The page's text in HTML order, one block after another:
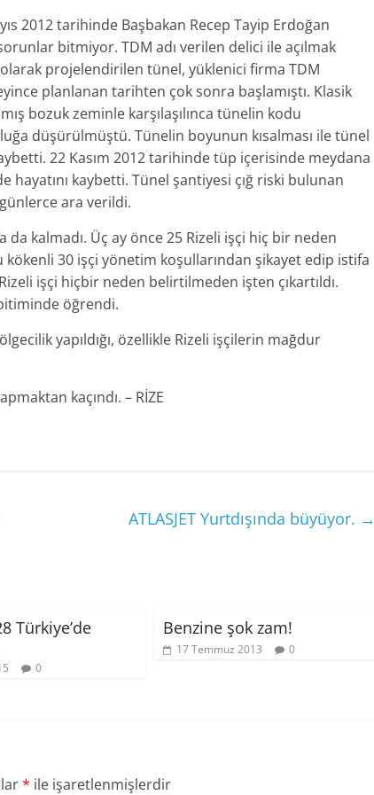
2012 tarihinde Başbakan Recep Tayip Erdoğan
bitmiyor. TDM adı verilen delici ile açılmak
projelendirilen tünel, yüklenici firma TDM
planlanan tarihten çok sonra başlamıştı. Klasik
bozuk zeminle karşılaşılınca tünelin kodu
düşürülmüştü. Tünelin boyunun kısalması ile tünel
22 Kasım 2012 tarihinde tüp içerisinde meydana
hayatını kaybetti. Tünel şantiyesi çığ riski bulunan
ara verildi.
kalmadı. Üç ay önce 25 Rizeli işçi hiç bir neden
kökenli 30 işçi yönetim koşullarından şikayet edip istifa
işçi hiçbir neden belirtilmeden işten çıkartıldı.
öğrendi.
yapıldığı, özellikle Rizeli işçilerin mağdur
kaçındı. – RİZE
ATLASJET Yurtdışında büyüyor. →
Türkiye’de
0
Benzine şok zam!
17 Temmuz 2013 0
* ile işaretlenmişlerdir